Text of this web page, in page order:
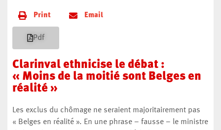
Print Email
Pdf
Clarinval ethnicise le débat :
« Moins de la moitié sont Belges en
réalité »
Les exclus du chômage ne seraient majoritairement pas
« Belges en réalité ». En une phrase – fausse – le ministre